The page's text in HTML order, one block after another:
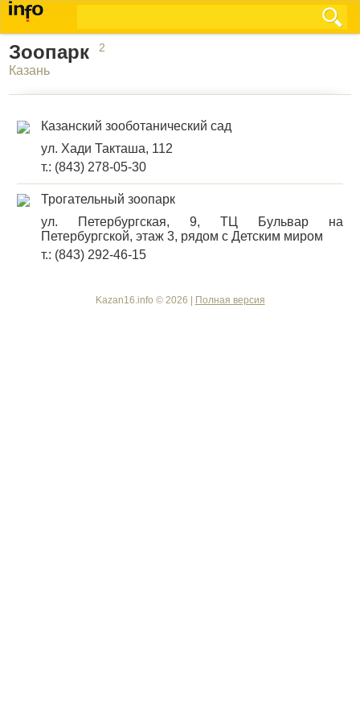
Зоопарк 2
Казань
Казанский зооботанический сад
ул. Хади Такташа, 112
т.: (843) 278-05-30
Трогательный зоопарк
ул. Петербургская, 9, ТЦ Бульвар на
Петербургской, этаж 3, рядом с Детским миром
т.: (843) 292-46-15
Kazan16.info © 2026 | Полная версия